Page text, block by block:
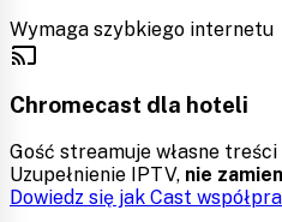
Wymaga szybkiego internetu
cast
Chromecast dla hoteli
Gość streamuje własne
Uzupełnienie IPTV, nie
Dowiedz się jak Cast